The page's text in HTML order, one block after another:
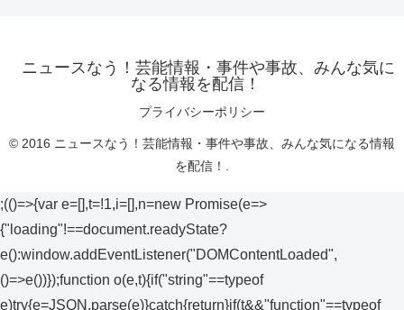
ニュースなう！芸能情報・事件や事故、みんな気に
なる情報を配信！
プライバシーポリシー
© 2016 ニュースなう！芸能情報・事件や事故、みんな気になる情報
を配信！.
;(()=>{var e=[],t=!1,i=[],n=new Promise(e=>
{"loading"!==document.readyState?
e():window.addEventListener("DOMContentLoaded",
()=>e())});function o(e,t){if("string"==typeof
e)try{e=JSON.parse(e)}catch{return}if(t&&"function"==typeof